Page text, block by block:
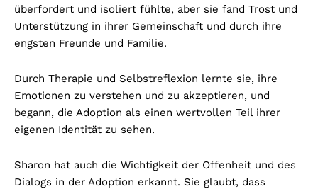
überfordert und isoliert fühlte, aber sie fand Trost und
Unterstützung in ihrer Gemeinschaft und durch ihre
engsten Freunde und Familie.
Durch Therapie und Selbstreflexion lernte sie, ihre
Emotionen zu verstehen und zu akzeptieren, und
begann, die Adoption als einen wertvollen Teil ihrer
eigenen Identität zu sehen.
Sharon hat auch die Wichtigkeit der Offenheit und des
Dialogs in der Adoption erkannt. Sie glaubt, dass